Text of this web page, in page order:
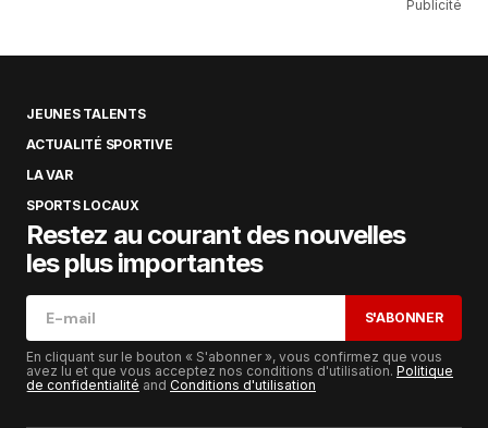
Publicité
JEUNES TALENTS
ACTUALITÉ SPORTIVE
LA VAR
SPORTS LOCAUX
Restez au courant des nouvelles
les plus importantes
S'ABONNER
En cliquant sur le bouton « S'abonner », vous confirmez que vous
avez lu et que vous acceptez nos conditions d'utilisation. Politique
de confidentialité and Conditions d'utilisation